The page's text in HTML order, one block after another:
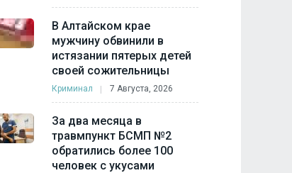
В Алтайском крае
мужчину обвинили в
истязании пятерых детей
своей сожительницы
Криминал 7 Августа, 2026
За два месяца в
травмпункт БСМП №2
обратились более 100
человек с укусами